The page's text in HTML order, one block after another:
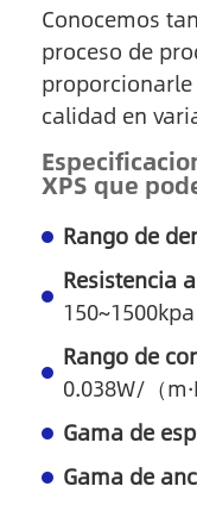
Conocemos
proceso de
proporcionarle
calidad en
XPS que
Rango de
Resistencia
150~1500kpa
Rango de
0.038W/（
Gama de
Gama de